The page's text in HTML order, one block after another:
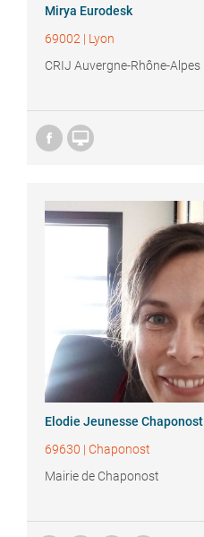
Mirya Eurodesk
69002 | Lyon
CRIJ Auvergne-Rhône-Alpes

Elodie Jeunesse Chaponost
69630 | Chaponost
Mairie de Chaponost